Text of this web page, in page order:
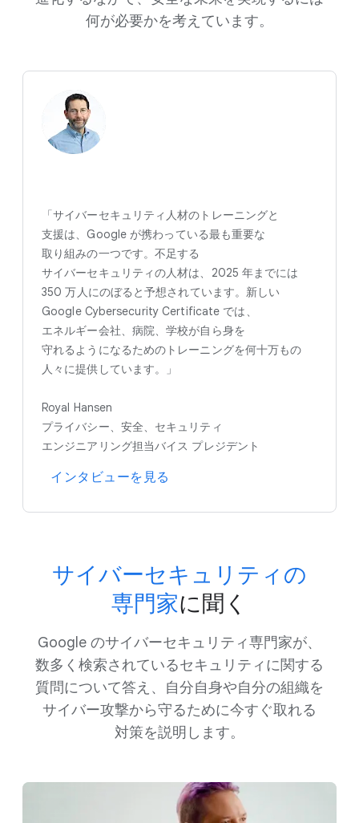
何が​必要かを​考えています。
「サイバーセキュリティ人材の​トレーニングと​
支援は、​Google が​携わっている​最も​重要な​
取り組みの​一つです。​不足する​
サイバーセキュリティの​人材は、​2025 年までには
350 万人に​の​ぼると​予想されています。​新しい
Google Cybersecurity Certificate では、​
エネルギー会社、​病院、​学校が​自ら身を​
守れるようになる​ための​トレーニングを​何十万もの​
人々に​提供しています。」
Royal Hansen
プライバシー、​安全、​セキュリティ
エンジニアリング担当バイス プレジデント
インタビューを​見る
サイバーセキュリティの​
専門家に​聞く
Google の​サイバーセキュリティ専門家が、​
数多く​検索されている​セキュリティに​関する​
質問に​ついて​答え、​自分​自身や​自分の​組織を​
サイバー攻撃から​守る​ために​今すぐ​取れる​
対策を​説明します。